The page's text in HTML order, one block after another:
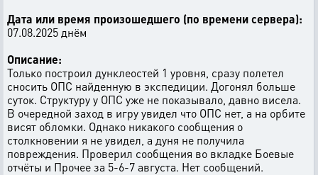
Дата или время произошедшего (по времени сервера):
07.08.2025 днём
Описание:
Только построил дунклеостей 1 уровня, сразу полетел
сносить ОПС найденную в экспедиции. Догонял больше
суток. Структуру у ОПС уже не показывало, давно висела.
В очередной заход в игру увидел что ОПС нет, а на орбите
висят обломки. Однако никакого сообщения о
столкновении я не увидел, а дуня не получила
повреждения. Проверил сообщения во вкладке Боевые
отчёты и Прочее за 5-6-7 августа. Нет сообщений.